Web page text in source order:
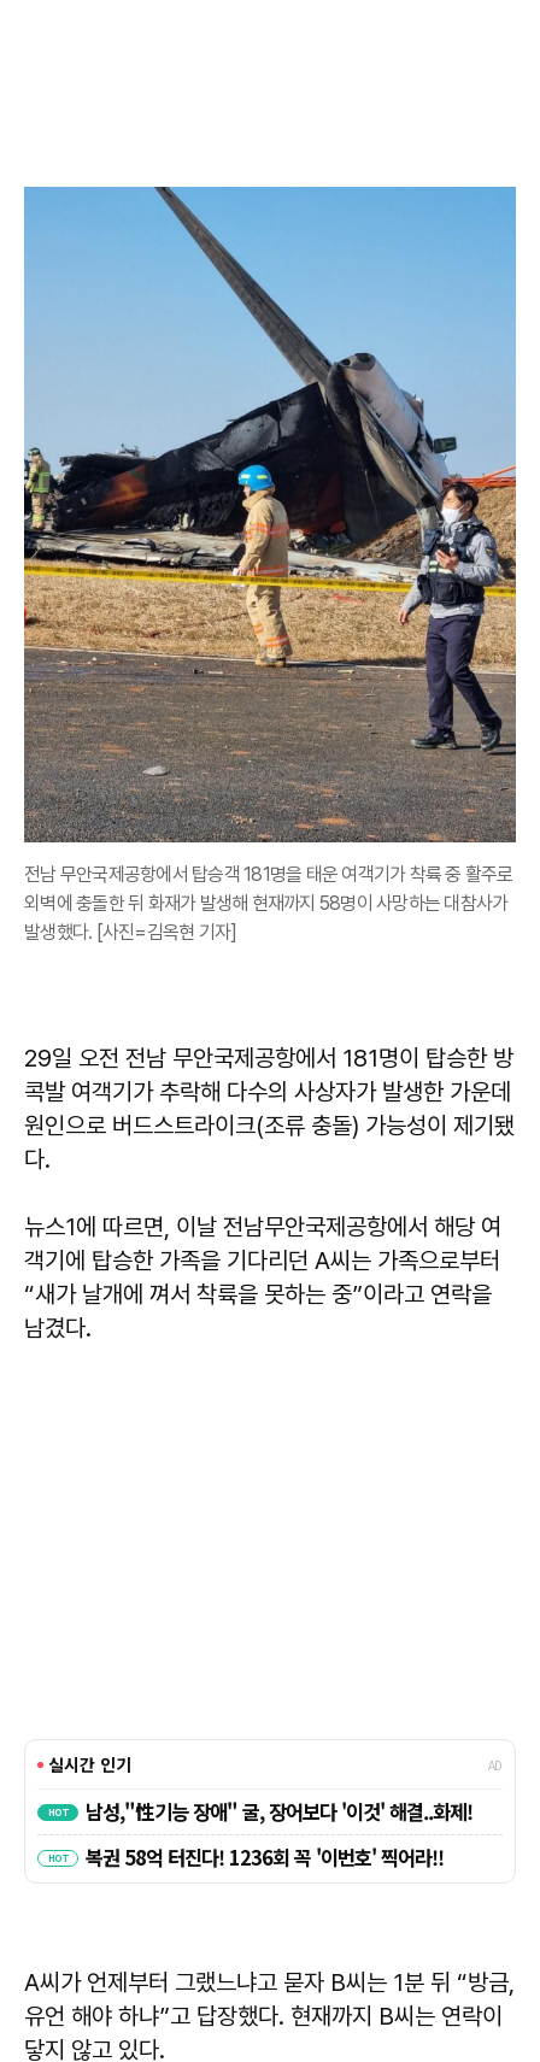
전남 무안국제공항에서 탑승객 181명을 태운 여객기가 착륙 중 활주로
외벽에 충돌한 뒤 화재가 발생해 현재까지 58명이 사망하는 대참사가
발생했다. [사진=김옥현 기자]
29일 오전 전남 무안국제공항에서 181명이 탑승한 방
콕발 여객기가 추락해 다수의 사상자가 발생한 가운데
원인으로 버드스트라이크(조류 충돌) 가능성이 제기됐
다.
뉴스1에 따르면, 이날 전남무안국제공항에서 해당 여
객기에 탑승한 가족을 기다리던 A씨는 가족으로부터
“새가 날개에 껴서 착륙을 못하는 중”이라고 연락을
남겼다.
A씨가 언제부터 그랬느냐고 묻자 B씨는 1분 뒤 “방금,
유언 해야 하냐”고 답장했다. 현재까지 B씨는 연락이
닿지 않고 있다.